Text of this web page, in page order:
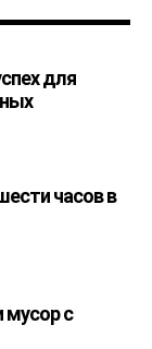
для
часов в
мусор с